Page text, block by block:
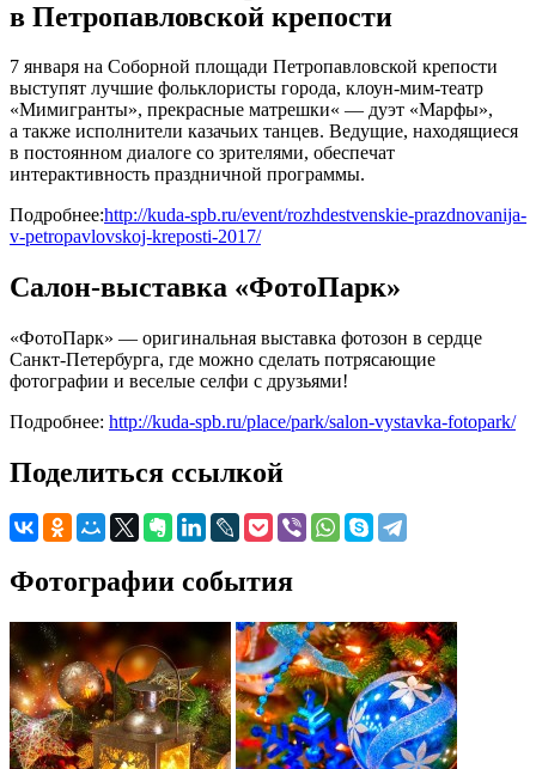
в Петропавловской крепости
7 января на Соборной площади Петропавловской крепости
выступят лучшие фольклористы города, клоун-мим-театр
«Мимигранты», прекрасные матрешки« — дуэт «Марфы»,
а также исполнители казачьих танцев. Ведущие, находящиеся
в постоянном диалоге со зрителями, обеспечат
интерактивность праздничной программы.
Подробнее:http://kuda-spb.ru/event/rozhdestvenskie-prazdnovanija-
v-petropavlovskoj-kreposti-2017/
Салон-выставка «ФотоПарк»
«ФотоПарк» — оригинальная выставка фотозон в сердце
Санкт-Петербурга, где можно сделать потрясающие
фотографии и веселые селфи с друзьями!
Подробнее: http://kuda-spb.ru/place/park/salon-vystavka-fotopark/
Поделиться ссылкой
Фотографии события